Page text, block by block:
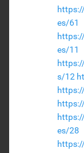
es/61
es/11
s/12
es/28